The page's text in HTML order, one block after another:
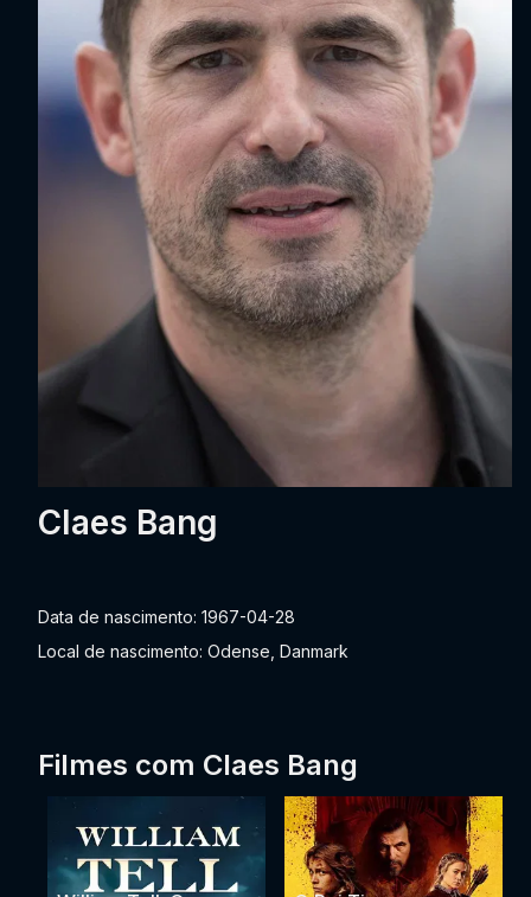
Claes Bang
Data de nascimento: 1967-04-28
Local de nascimento: Odense, Danmark
Filmes com Claes Bang